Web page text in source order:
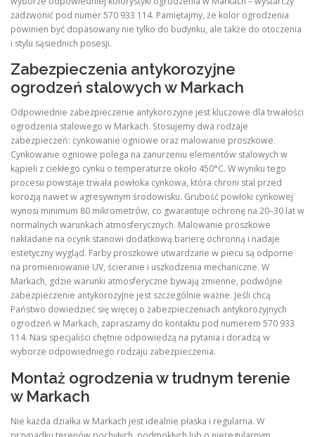
zadzwonić pod numer 570 933 114. Pamiętajmy, że kolor ogrodzenia
powinien być dopasowany nie tylko do budynku, ale także do otoczenia
i stylu sąsiednich posesji.
Zabezpieczenia antykorozyjne
ogrodzeń stalowych w Markach
Odpowiednie zabezpieczenie antykorozyjne jest kluczowe dla trwałości
ogrodzenia stalowego w Markach. Stosujemy dwa rodzaje
zabezpieczeń: cynkowanie ogniowe oraz malowanie proszkowe.
Cynkowanie ogniowe polega na zanurzeniu elementów stalowych w
kąpieli z ciekłego cynku o temperaturze około 450°C. W wyniku tego
procesu powstaje trwała powłoka cynkowa, która chroni stal przed
korozją nawet w agresywnym środowisku. Grubość powłoki cynkowej
wynosi minimum 80 mikrometrów, co gwarantuje ochronę na 20–30 lat w
normalnych warunkach atmosferycznych. Malowanie proszkowe
nakładane na ocynk stanowi dodatkową barierę ochronną i nadaje
estetyczny wygląd. Farby proszkowe utwardzane w piecu są odporne
na promieniowanie UV, ścieranie i uszkodzenia mechaniczne. W
Markach, gdzie warunki atmosferyczne bywają zmienne, podwójne
zabezpieczenie antykorozyjne jest szczególnie ważne. Jeśli chcą
Państwo dowiedzieć się więcej o zabezpieczeniach antykorozyjnych
ogrodzeń w Markach, zapraszamy do kontaktu pod numerem 570 933
114. Nasi specjaliści chętnie odpowiedzą na pytania i doradzą w
wyborze odpowiedniego rodzaju zabezpieczenia.
Montaż ogrodzenia w trudnym terenie
w Markach
Nie każda działka w Markach jest idealnie płaska i regularna. W